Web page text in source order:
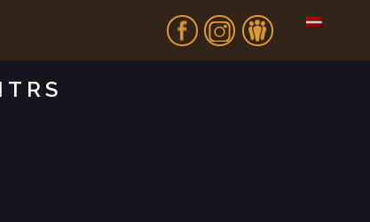
Fb In Dr